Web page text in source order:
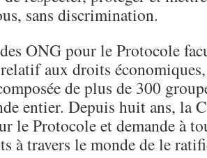
sans discrimination.
ONG pour le Protocole
aux droits
de plus de 300
entier. Depuis huit ans, la
le Protocole et demande à
à travers le monde de le